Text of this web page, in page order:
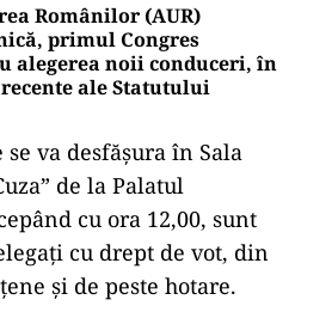
Românilor (AUR)
primul Congres
alegerea noii conduceri, în
ale Statutului
va desfăşura în Sala
de la Palatul
cu ora 12,00, sunt
cu drept de vot, din
şi de peste hotare.